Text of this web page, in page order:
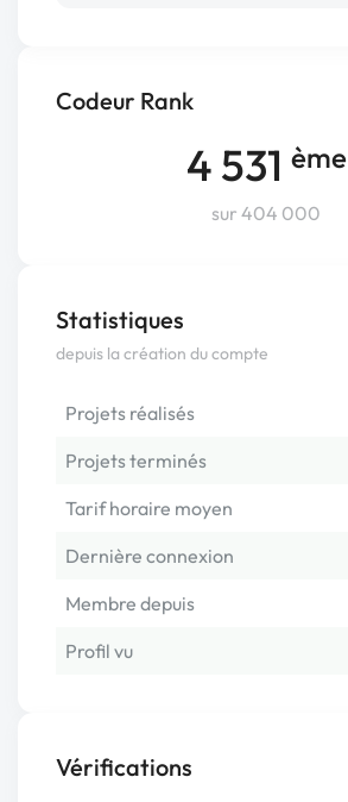
Codeur Rank
4 531 ème
sur 404 000
Statistiques
depuis la création du compte
Projets réalisés
Projets terminés
Tarif horaire moyen
Dernière connexion
Membre depuis
Profil vu
Vérifications